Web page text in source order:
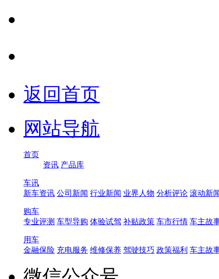
返回首页
网站导航
首页
资讯 产品库
车讯
新车资讯 公司新闻 行业新闻 业界人物 分析评论 滚动新
购车
专业评测 车型导购 体验试驾 补贴政策 车市行情 车主故
用车
金融保险 充电服务 维修保养 驾驶技巧 政策福利 车主故